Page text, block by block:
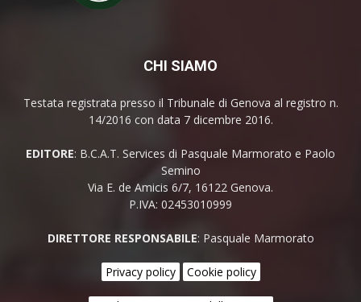
CHI SIAMO
Testata registrata presso il Tribunale di Genova al registro n.
14/2016 con data 7 dicembre 2016.
EDITORE: B.C.A.T. Services di Pasquale Marmorato e Paolo
Semino
Via E. de Amicis 6/7, 16122 Genova.
P.IVA: 02453010999
DIRETTORE RESPONSABILE: Pasquale Marmorato
Privacy policy Cookie policy